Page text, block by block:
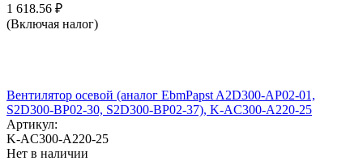
1 618.56 ₽
(Включая налог)
Вентилятор осевой (аналог EbmPapst A2D300-AP02-01,
S2D300-BP02-30, S2D300-BP02-37), K-AC300-A220-25
Артикул:
K-AC300-A220-25
Нет в наличии